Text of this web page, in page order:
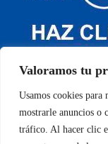
Valoramos tu
Usamos cookies para
mostrarle anuncios o
tráfico. Al hacer clic
En calidad de Afiliados
las compras adscritas